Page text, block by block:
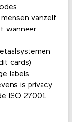
vanzelf
wanneer
cards)
labels
is privacy
ISO 27001